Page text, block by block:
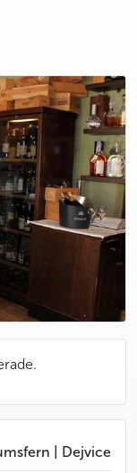
| Dejvice